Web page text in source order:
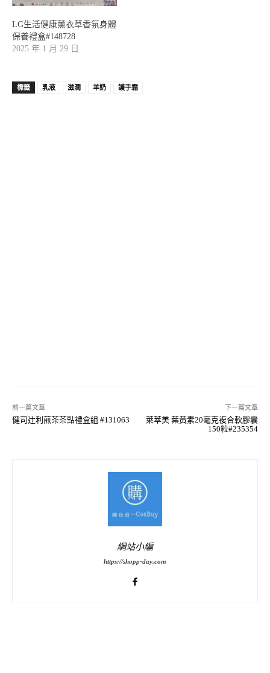
LG生活健康薰衣草香氛身體
保養禮盒#148728
2025 年 1 月 29 日
標籤 乳液 滋潤 羊奶 護手霜
前一篇文章
健司辻利煎茶茶點禮盒組 #131063
下一篇文章
萊萃美 葉黃素20毫克複合軟膠囊
150粒#235354
網站小編
https://shopp-day.com